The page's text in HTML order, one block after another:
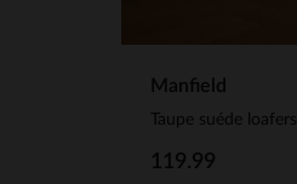
Manfield
Taupe suéde loafers
119.99